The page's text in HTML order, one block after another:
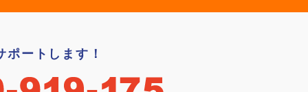
ポートします！